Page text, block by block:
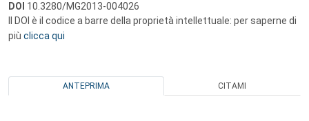
DOI 10.3280/MG2013-004026
Il DOI è il codice a barre della proprietà intellettuale: per saperne di
più clicca qui
ANTEPRIMA CITAMI